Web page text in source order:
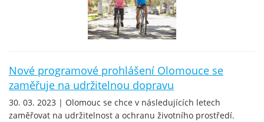
Nové programové prohlášení Olomouce se
zaměřuje na udržitelnou dopravu
30. 03. 2023 | Olomouc se chce v následujících letech
zaměřovat na udržitelnost a ochranu životního prostředí.